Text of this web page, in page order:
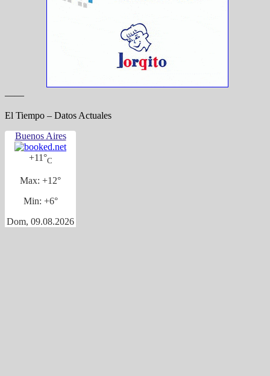
——
El Tiempo – Datos Actuales
Buenos Aires
+11°C
Max: +12°
Min: +6°
Dom, 09.08.2026